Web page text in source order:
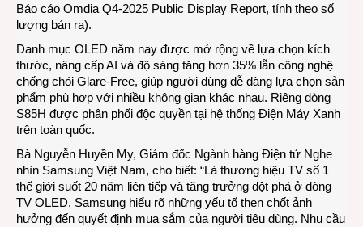
Báo cáo Omdia Q4-2025 Public Display Report, tính theo số
lượng bán ra).
Danh mục OLED năm nay được mở rộng về lựa chọn kích
thước, nâng cấp AI và độ sáng tăng hơn 35% lẫn công nghệ
chống chói Glare-Free, giúp người dùng dễ dàng lựa chọn sản
phẩm phù hợp với nhiều không gian khác nhau. Riêng dòng
S85H được phân phối độc quyền tại hệ thống Điện Máy Xanh
trên toàn quốc.
Bà Nguyễn Huyền My, Giám đốc Ngành hàng Điện tử Nghe
nhìn Samsung Việt Nam, cho biết: “Là thương hiệu TV số 1
thế giới suốt 20 năm liên tiếp và tăng trưởng đột phá ở dòng
TV OLED, Samsung hiểu rõ những yếu tố then chốt ảnh
hưởng đến quyết định mua sắm của người tiêu dùng. Nhu cầu